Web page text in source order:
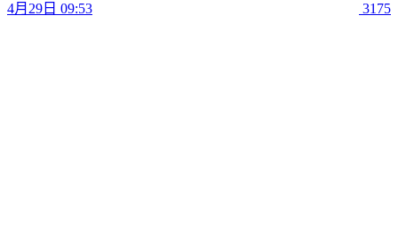
4月29日 09:53 3175